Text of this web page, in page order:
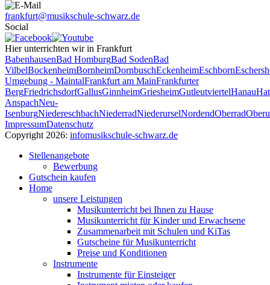
frankfurt@musikschule-schwarz.de
Social
Hier unterrichten wir in Frankfurt
BabenhausenBad HomburgBad SodenBad
VilbelBockenheimBornheimDornbuschEckenheimEschborn
Umgebung - MaintalFrankfurt am MainFrankfurter
BergFriedrichsdorfGallusGinnheimGriesheimGutleutviertelHanau
AnspachNeu-
IsenburgNiedereschbachNiederradNiederurselNordendOberrad
ImpressumDatenschutz
Copyright 2026: infomusikschule-schwarz.de
Stellenangebote
Bewerbung
Gutschein kaufen
Home
unsere Leistungen
Musikunterricht bei Ihnen zu Hause
Musikunterricht für Kinder und Erwachsene
Zusammenarbeit mit Schulen und KiTas
Gutscheine für Musikunterricht
Preise und Konditionen
Instrumente
Instrumente für Einsteiger